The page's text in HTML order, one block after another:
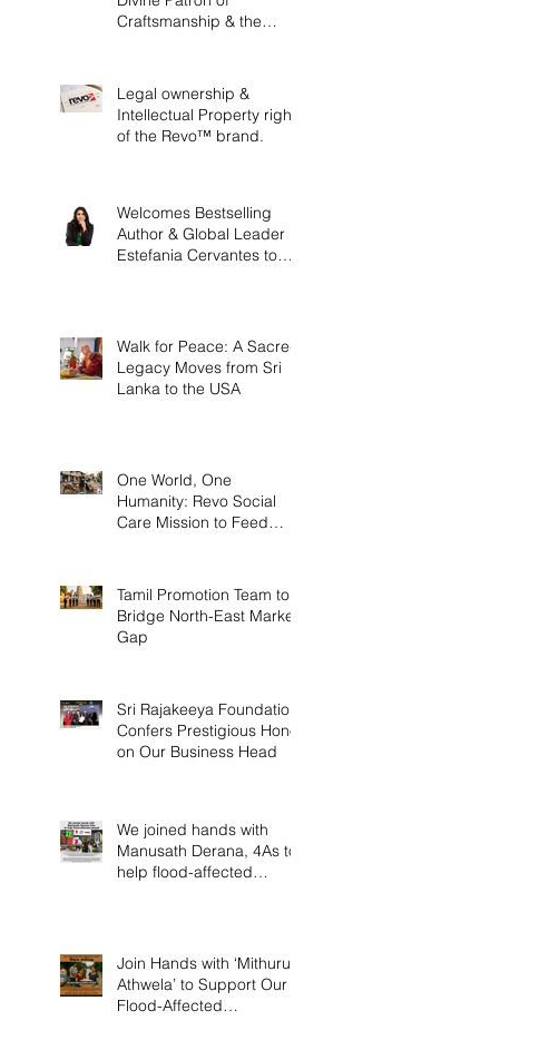
Craftsmanship & the
Legal ownership &
Intellectual Property rights
of the Revo™ brand.
Welcomes Bestselling
Author & Global Leader
Estefania Cervantes to
Walk for Peace: A Sacred
Legacy Moves from Sri
Lanka to the USA
One World, One
Humanity: Revo Social
Care Mission to Feed
Tamil Promotion Team to
Bridge North-East Market
Gap
Sri Rajakeeya Foundation
Confers Prestigious Honor
on Our Business Head
We joined hands with
Manusath Derana, 4As to
help flood-affected
Join Hands with ‘Mithuru
Athwela’ to Support Our
Flood-Affected